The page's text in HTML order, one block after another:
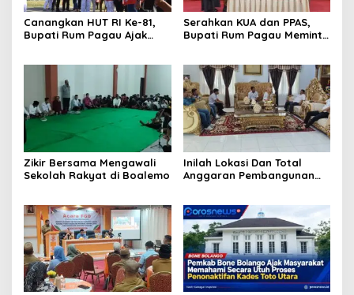
Canangkan HUT RI Ke-81,
Bupati Rum Pagau Ajak
Serahkan KUA dan PPAS,
Bupati Rum Pagau Meminta
Zikir Bersama Mengawali
Sekolah Rakyat di Boalemo
Inilah Lokasi Dan Total
Anggaran Pembangunan